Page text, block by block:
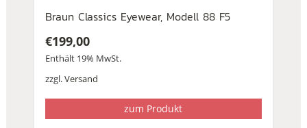
Braun Classics Eyewear, Modell 88 F5
€199,00
Enthält 19% MwSt.
zzgl.Versand
zum Produkt